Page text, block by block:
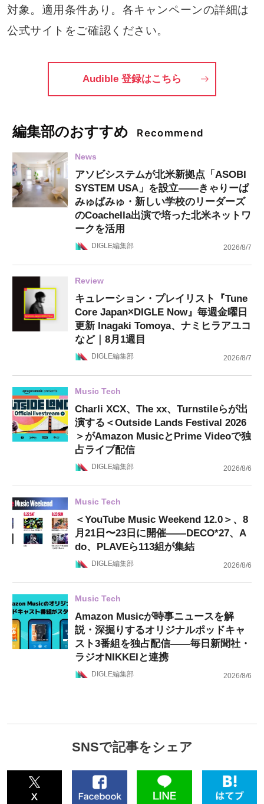
対象。適用条件あり。各キャンペーンの詳細は
公式サイトをご確認ください。
Audible 登録はこちら
編集部のおすすめ Recommend
News
アソビシステムが北米新拠点「ASOBI
SYSTEM USA」を設立——きゃりーぱ
みゅぱみゅ・新しい学校のリーダーズ
のCoachella出演で培った北米ネットワ
ークを活用
DIGLE編集部 2026/8/7
Review
キュレーション・プレイリスト『Tune
Core Japan×DIGLE Now』毎週金曜日
更新 Inagaki Tomoya、ナミヒラアユコ
など｜8月1週目
DIGLE編集部 2026/8/7
Music Tech
Charli XCX、The xx、Turnstileらが出
演する＜Outside Lands Festival 2026
＞がAmazon MusicとPrime Videoで独
占ライブ配信
DIGLE編集部 2026/8/6
Music Tech
＜YouTube Music Weekend 12.0＞、8
月21日〜23日に開催——DECO*27、A
do、PLAVEら113組が集結
DIGLE編集部 2026/8/6
Music Tech
Amazon Musicが時事ニュースを解
説・深掘りするオリジナルポッドキャ
スト3番組を独占配信——毎日新聞社・
ラジオNIKKEIと連携
DIGLE編集部 2026/8/6
SNSで記事をシェア